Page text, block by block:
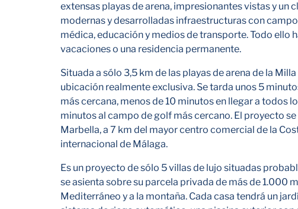
extensas playas de arena, impresionantes vistas y un
modernas y desarrolladas infraestructuras con
médica, educación y medios de transporte. Todo ello
vacaciones o una residencia permanente.
Situada a sólo 3,5 km de las playas de arena de la
ubicación realmente exclusiva. Se tarda unos 5
más cercana, menos de 10 minutos en llegar a todos
minutos al campo de golf más cercano. El proyecto
Marbella, a 7 km del mayor centro comercial de la
internacional de Málaga.
Es un proyecto de sólo 5 villas de lujo situadas
se asienta sobre su parcela privada de más de 1.000
Mediterráneo y a la montaña. Cada casa tendrá un